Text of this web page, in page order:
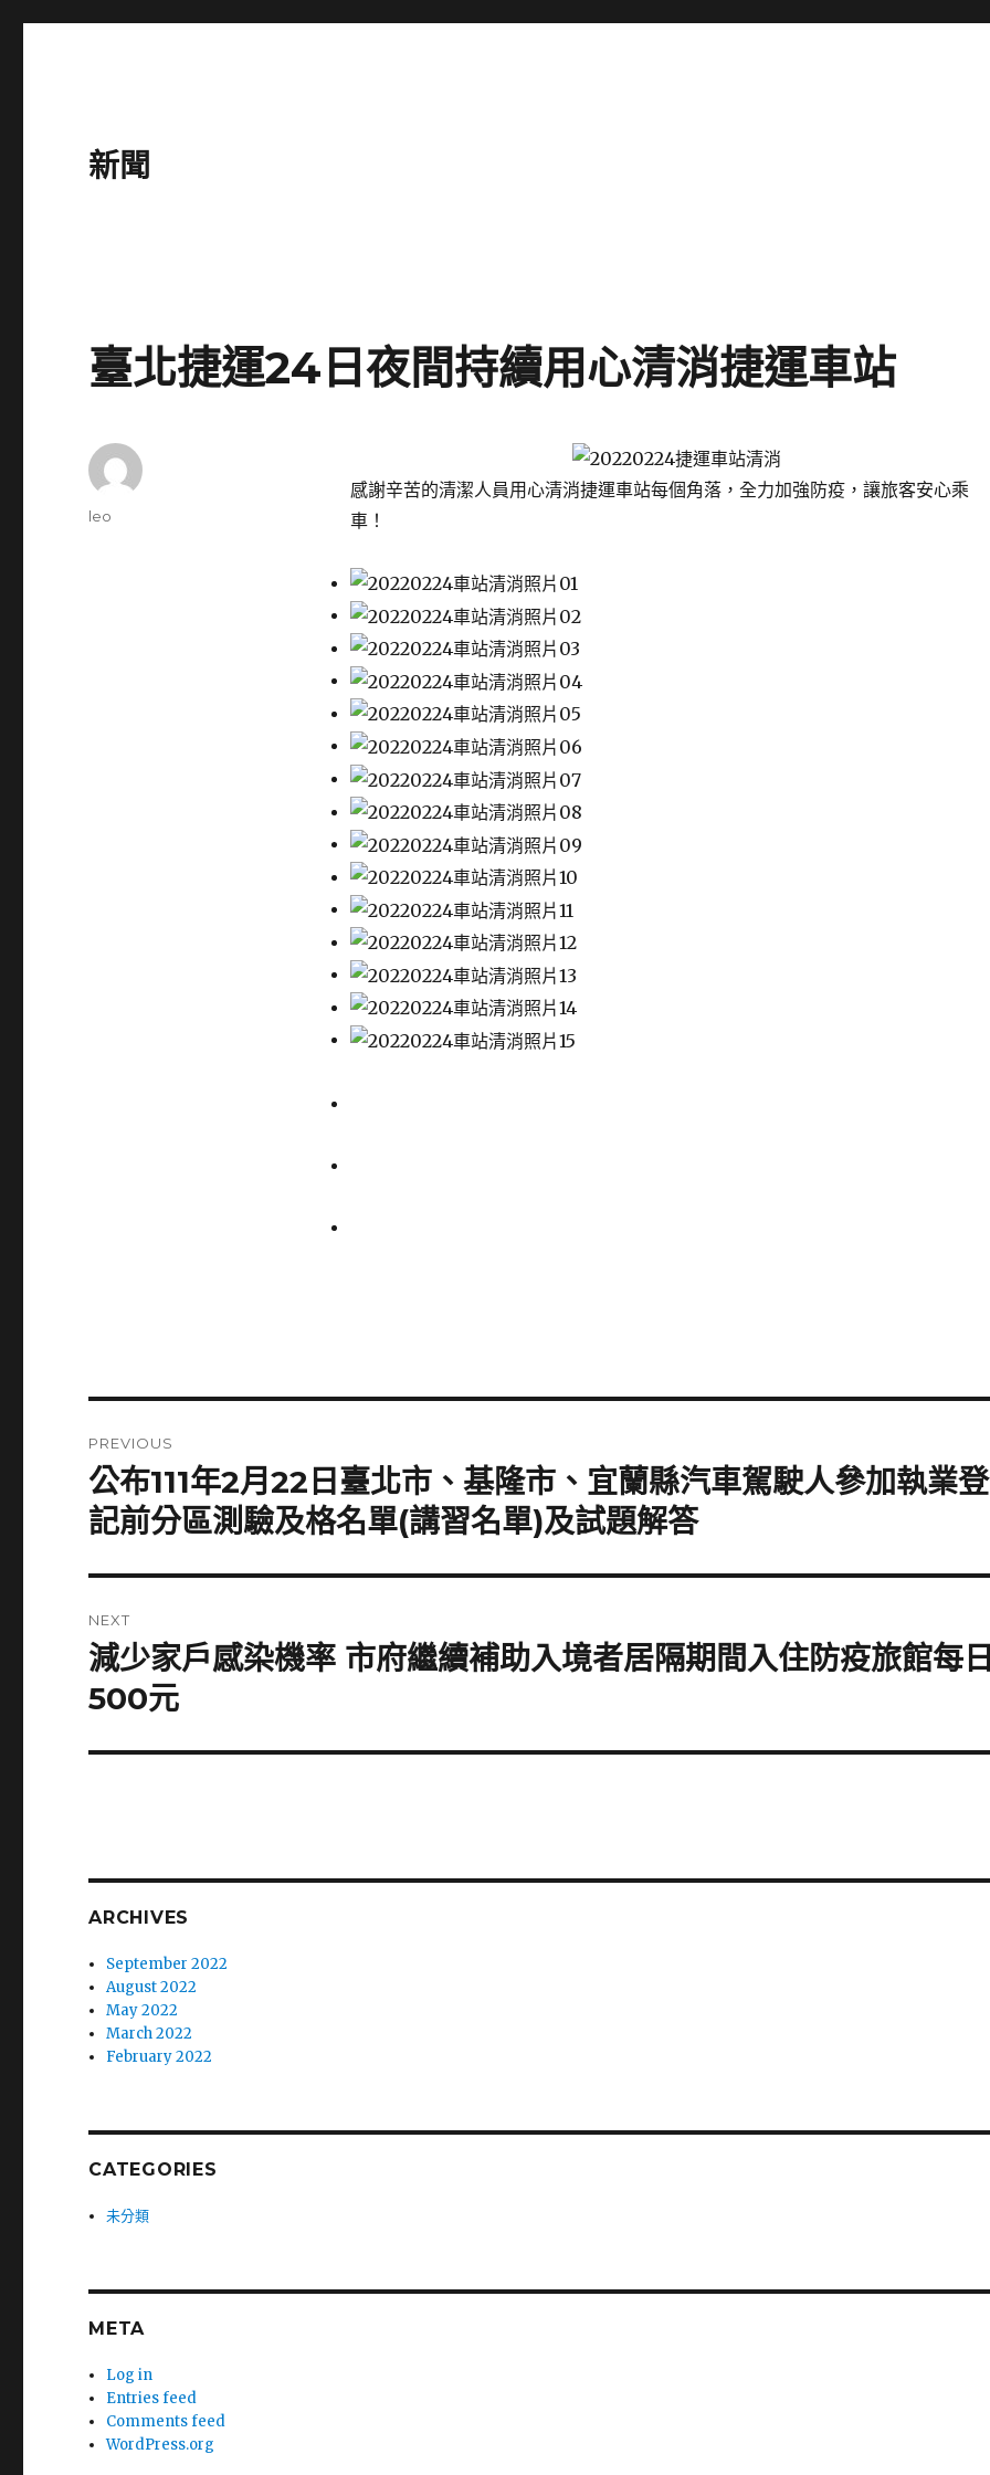
新聞
臺北捷運24日夜間持續用心清消捷運車站
感謝辛苦的清潔人員用心清消捷運車站每個角落，全力加強防疫，讓旅客安心乘
車！
Author
leo
navigation
PREVIOUS
Previous
post:
公布111年2月22日臺北市、基隆市、宜蘭縣汽車駕駛人參加執業登
記前分區測驗及格名單(講習名單)及試題解答
NEXT
Next
post:
減少家戶感染機率 市府繼續補助入境者居隔期間入住防疫旅館每
500元
ARCHIVES
September 2022
August 2022
May 2022
March 2022
February 2022
CATEGORIES
未分類
META
Log in
Entries feed
Comments feed
WordPress.org